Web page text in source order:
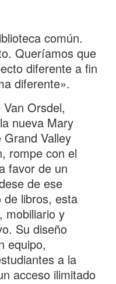
común.
Queríamos que
diferente a fin
diferente».
Orsdel,
nueva Mary
Valley
rompe con el
favor de un
de ese
libros, esta
mobiliario y
Su diseño
equipo,
a la
acceso ilimitado